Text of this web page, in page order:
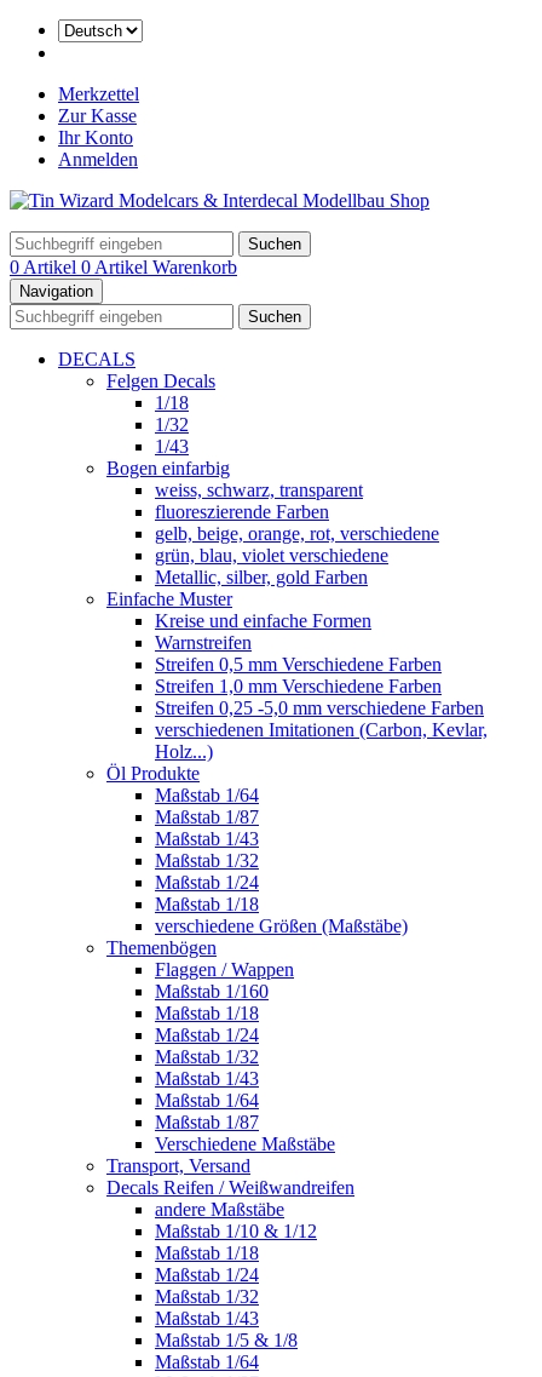
Merkzettel
Zur Kasse
Ihr Konto
Anmelden
Suchen
0 Artikel 0 Artikel Warenkorb
Navigation
Suchen
DECALS
Felgen Decals
1/18
1/32
1/43
Bogen einfarbig
weiss, schwarz, transparent
fluoreszierende Farben
gelb, beige, orange, rot, verschiedene
grün, blau, violet verschiedene
Metallic, silber, gold Farben
Einfache Muster
Kreise und einfache Formen
Warnstreifen
Streifen 0,5 mm Verschiedene Farben
Streifen 1,0 mm Verschiedene Farben
Streifen 0,25 -5,0 mm verschiedene Farben
verschiedenen Imitationen (Carbon, Kevlar,
Holz...)
Öl Produkte
Maßstab 1/64
Maßstab 1/87
Maßstab 1/43
Maßstab 1/32
Maßstab 1/24
Maßstab 1/18
verschiedene Größen (Maßstäbe)
Themenbögen
Flaggen / Wappen
Maßstab 1/160
Maßstab 1/18
Maßstab 1/24
Maßstab 1/32
Maßstab 1/43
Maßstab 1/64
Maßstab 1/87
Verschiedene Maßstäbe
Transport, Versand
Decals Reifen / Weißwandreifen
andere Maßstäbe
Maßstab 1/10 & 1/12
Maßstab 1/18
Maßstab 1/24
Maßstab 1/32
Maßstab 1/43
Maßstab 1/5 & 1/8
Maßstab 1/64